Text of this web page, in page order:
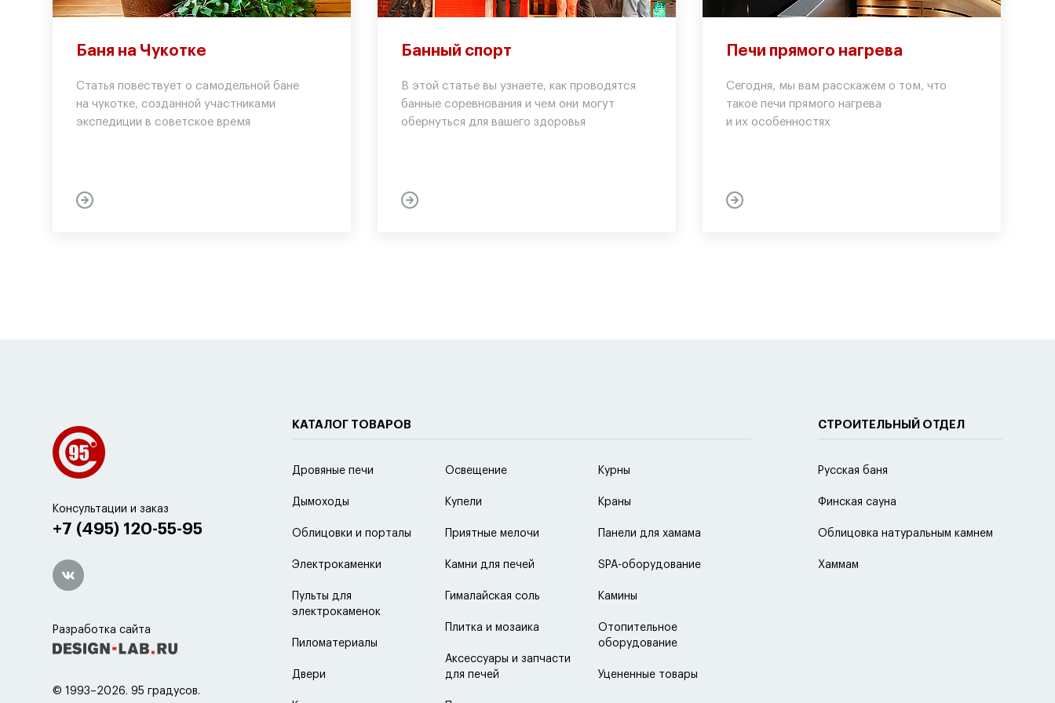
Баня на Чукотке
Статья повествует о самодельной бане
на чукотке, созданной участниками
экспедиции в советское время
Банный спорт
В этой статье вы узнаете, как проводятся
банные соревнования и чем они могут
обернуться для вашего здоровья
Печи прямого нагрева
Сегодня, мы вам расскажем о том, что
такое печи прямого нагрева
и их особенностях
Консультации и заказ
+7 (495) 120-55-95
Разработка сайта
© 1993–2026. 95 градусов.
КАТАЛОГ ТОВАРОВ
Дровяные печи
Дымоходы
Облицовки и порталы
Электрокаменки
Пульты для
электрокаменок
Пиломатериалы
Двери
Освещение
Купели
Приятные мелочи
Камни для печей
Гималайская соль
Плитка и мозаика
Аксессуары и запчасти
для печей
Курны
Краны
Панели для хамама
SPA-оборудование
Камины
Отопительное
оборудование
Уцененные товары
СТРОИТЕЛЬНЫЙ ОТДЕЛ
Русская баня
Финская сауна
Облицовка натуральным камнем
Хаммам